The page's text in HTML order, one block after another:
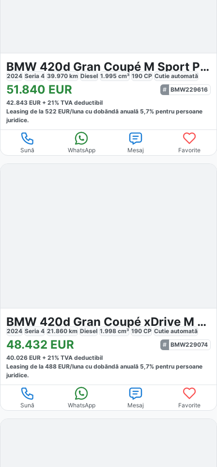
BMW 420d Gran Coupé M Sport Pro
2024 Seria 4 39.970 km Diesel 1.995 cm³ 190 CP Cutie automată
51.840 EUR
BMW229616
42.843 EUR + 21% TVA deductibil
Leasing de la 522 EUR/luna cu dobăndă anuală 5,7% pentru persoane
juridice.
Sună WhatsApp Mesaj Favorite
BMW 420d Gran Coupé xDrive M Sport
2024 Seria 4 21.860 km Diesel 1.998 cm³ 190 CP Cutie automată
48.432 EUR
BMW229074
40.026 EUR + 21% TVA deductibil
Leasing de la 488 EUR/luna cu dobăndă anuală 5,7% pentru persoane
juridice.
Sună WhatsApp Mesaj Favorite